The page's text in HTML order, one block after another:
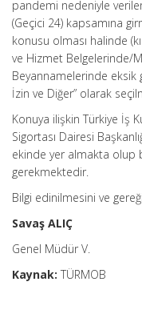
pandemi nedeniyle
(Geçici 24) kapsamına
konusu olması halinde
ve Hizmet Belgelerinde/
Beyannamelerinde eksik
İzin ve Diğer” olarak
Konuya ilişkin Türkiye İş
Sigortası Dairesi
ekinde yer almakta olup
gerekmektedir.
Bilgi edinilmesini ve
Savaş ALIÇ
Genel Müdür V.
Kaynak: TÜRMOB